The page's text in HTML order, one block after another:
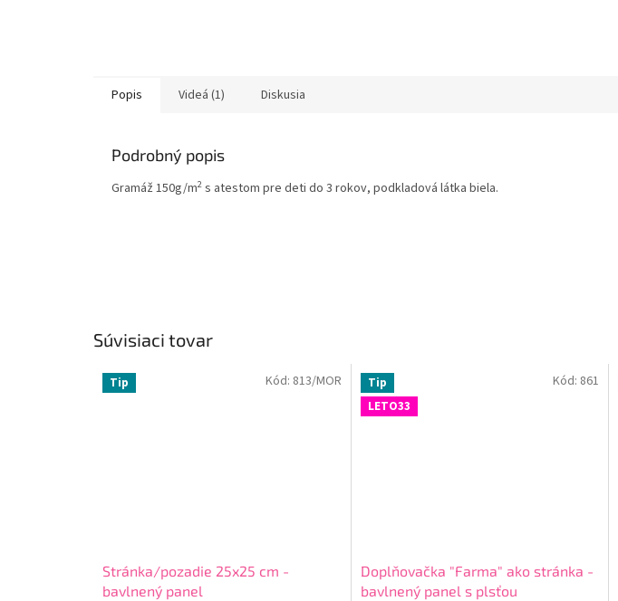
Súvisiaci tovar
Tip
Stránka/pozadie 25x25 cm -
bavlnený panel
Kód: 813/MOR
Tip
LETO33
Doplňovačka "Farma" ako stránka -
bavlnený panel s plsťou
Kód: 861
Popis Videá (1) Diskusia
Podrobný popis
Gramáž 150g/m2 s atestom pre deti do 3 rokov, podkladová látka biela.